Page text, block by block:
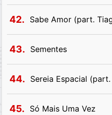
42. Sabe Amor (part.
43. Sementes
44. Sereia Espacial
45. Só Mais Uma Vez